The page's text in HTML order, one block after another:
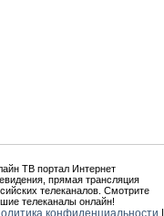
ТВ портал Интернет
прямая трансляция
телеканалов. Смотрите
телеканалы онлайн!
конфиденциальности